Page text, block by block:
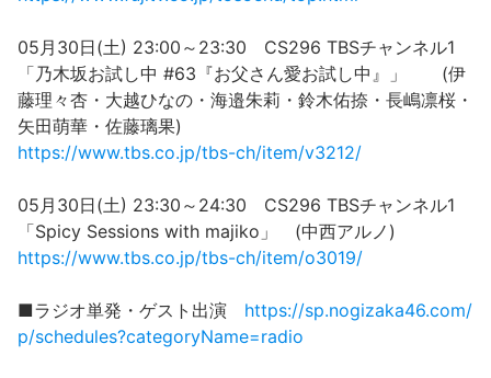
05月30日(土) 23:00～23:30 CS296 TBSチャンネル1
「乃木坂お試し中 #63『お父さん愛お試し中』」 (伊
藤理々杏・大越ひなの・海邉朱莉・鈴木佑捺・長嶋凛桜・
矢田萌華・佐藤璃果)
https://www.tbs.co.jp/tbs-ch/item/v3212/
05月30日(土) 23:30～24:30 CS296 TBSチャンネル1
「Spicy Sessions with majiko」 (中西アルノ)
https://www.tbs.co.jp/tbs-ch/item/o3019/
■ラジオ単発・ゲスト出演 https://sp.nogizaka46.com/
p/schedules?categoryName=radio